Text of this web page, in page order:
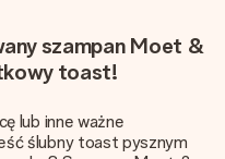
szampan Moet &
toast!
lub inne ważne
ślubny toast pysznym